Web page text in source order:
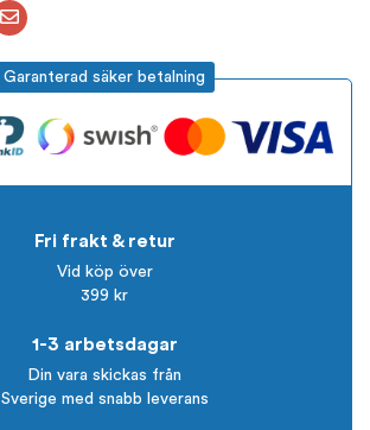
Garanterad säker betalning
Fri frakt & retur
Vid köp över
399 kr
1-3 arbetsdagar
Din vara skickas från
Sverige med snabb leverans